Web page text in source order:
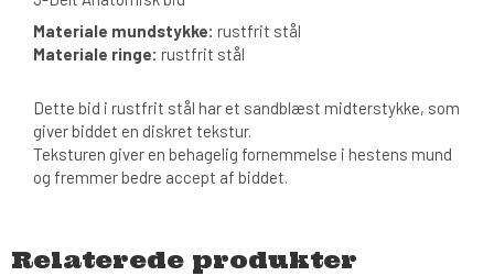
Materiale mundstykke: rustfrit stål
Materiale ringe: rustfrit stål
Dette bid i rustfrit stål har et sandblæst midterstykke, som
giver biddet en diskret tekstur.
Teksturen giver en behagelig fornemmelse i hestens mund
og fremmer bedre accept af biddet.
Relaterede produkter